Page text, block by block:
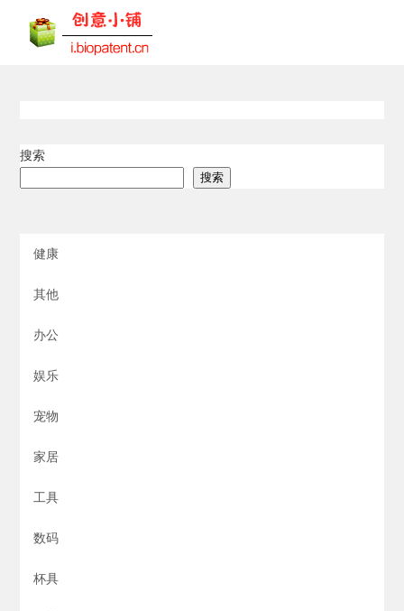
搜索
搜索
健康
其他
办公
娱乐
宠物
家居
工具
数码
杯具